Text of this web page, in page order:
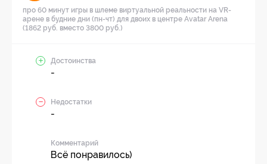
про 60 минут игры в шлеме виртуальной реальности на VR-
арене в будние дни (пн-чт) для двоих в центре Avatar Arena
(1862 руб. вместо 3800 руб.)
Достоинства
-
Недостатки
-
Комментарий
Всё понравилось)